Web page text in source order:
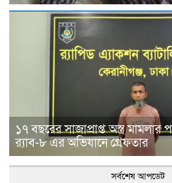
১৭ বছরের সাজাপ্রাপ্ত অস্ত্র
র‍্যাব-৮ এর অভিযানে গ্রেফতার
সর্বশেষ আপডেট